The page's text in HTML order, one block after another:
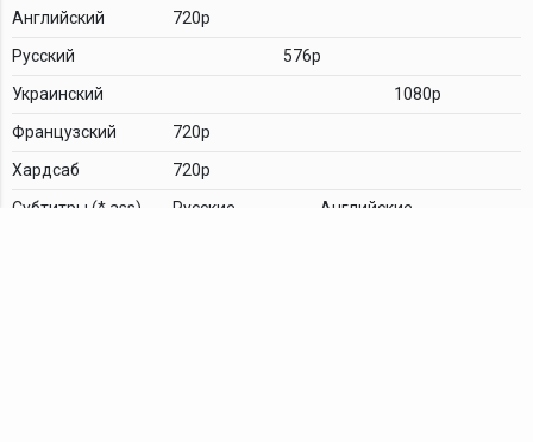
Английский
720p
Русский
576p
Украинский
1080p
Французский
720p
Хардсаб
720p
Cубтитры (*.ass)
Русские Английские